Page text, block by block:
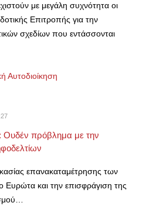
με μεγάλη συχνότητα οι
Επιτροπής για την
σχεδίων που εντάσσονται
Αυτοδιοίκηση
Ουδέν πρόβλημα με την
επανακαταμέτρησης των
Ευρώτα και την επισφράγιση της